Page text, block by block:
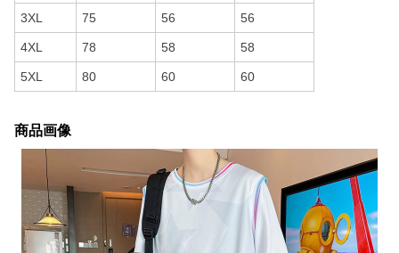
3XL 75 56 56
4XL 78 58 58
5XL 80 60 60
商品画像